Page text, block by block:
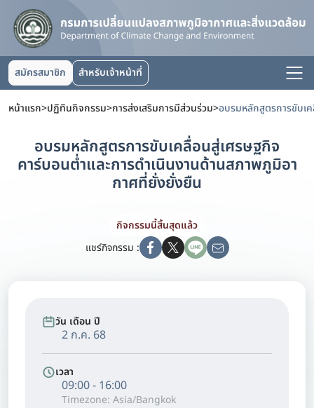
สมัครสมาชิก สำหรับเจ้าหน้าที่
หน้าแรก>ปฏิทินกิจกรรม>การส่งเสริมการมีส่วนร่วม>
อบรมหลักสูตรการขับเคลื่อนสู่เศรษฐกิจ
คาร์บอนต่ำและการดำเนินงานด้านสภาพภูมิอา
กาศที่ยั่งยั่งยืน
กิจกรรมนี้สิ้นสุดแล้ว
แชร์กิจกรรม :
วัน เดือน ปี
2 ก.ค. 68
เวลา
09:00 - 16:00
Timezone: Asia/Bangkok